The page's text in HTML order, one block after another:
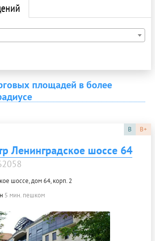
площадей в более
B B+
Ленинградское шоссе 64
шоссе, дом 64, корп. 2
5 мин. пешком